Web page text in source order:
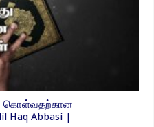
கொள்வதற்கான
Haq Abbasi |